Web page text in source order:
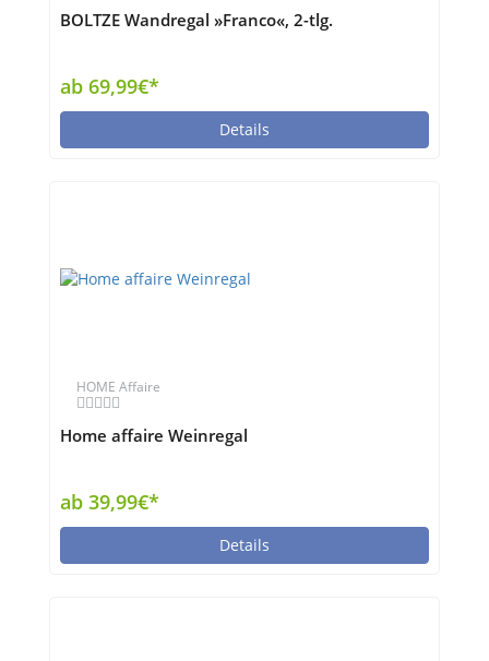
BOLTZE Wandregal »Franco«, 2-tlg.
ab 69,99€*
Details
HOME Affaire
Home affaire Weinregal
ab 39,99€*
Details